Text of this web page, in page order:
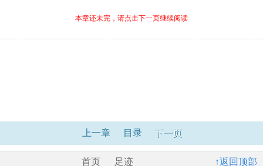
本章还未完，请点击下一页继续阅读
上一章 目录 下一页
↑返回顶部
首页 足迹